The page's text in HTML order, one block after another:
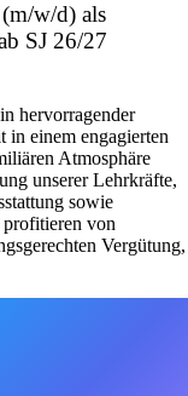
w/d) als
SJ 26/27
hervorragender
in einem engagierten
Atmosphäre
unserer Lehrkräfte,
sowie
von
Vergütung,